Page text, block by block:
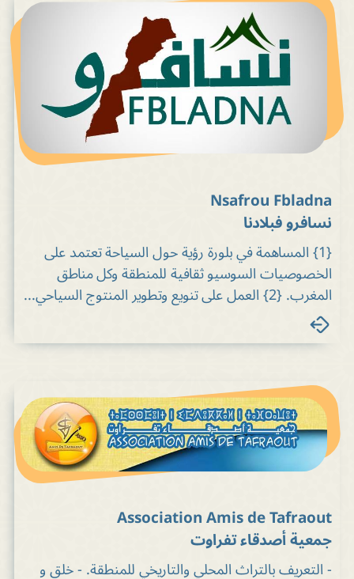
Nsafrou Fbladna
نسافرو فبلادنا
{‍1} المساهمة في بلورة رؤية حول السياحة تعتمد على
الخصوصيات السوسيو ثقافية للمنطقة وكل مناطق
المغرب. {2} العمل على تنويع وتطوير المنتوج السياحي...
Association Amis de Tafraout
جمعية أصدقاء تفراوت
- التعريف بالتراث المحلي والتاريخي للمنطقة. - خلق و